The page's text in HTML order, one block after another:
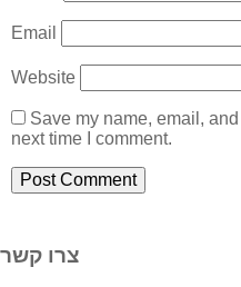
Email
Website
Save my name, email,
next time I comment.
צרו קשר